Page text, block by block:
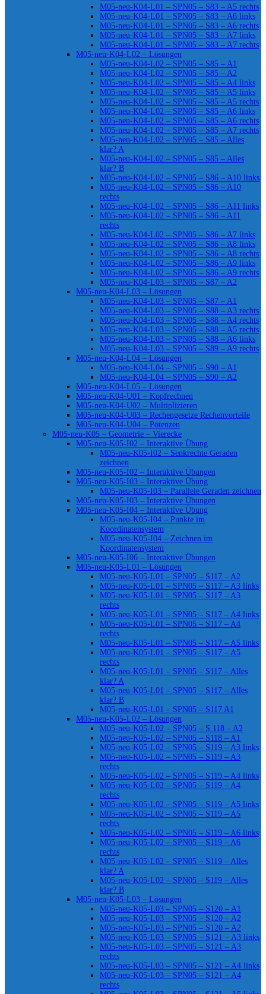
M05-neu-K04-L01 – SPN05 – S83 – A5 rechts
M05-neu-K04-L01 – SPN05 – S83 – A6 links
M05-neu-K04-L01 – SPN05 – S83 – A6 rechts
M05-neu-K04-L01 – SPN05 – S83 – A7 links
M05-neu-K04-L01 – SPN05 – S83 – A7 rechts
M05-neu-K04-L02 – Lösungen
M05-neu-K04-L02 – SPN05 – S85 – A1
M05-neu-K04-L02 – SPN05 – S85 – A2
M05-neu-K04-L02 – SPN05 – S85 – A4 links
M05-neu-K04-L02 – SPN05 – S85 – A5 links
M05-neu-K04-L02 – SPN05 – S85 – A5 rechts
M05-neu-K04-L02 – SPN05 – S85 – A6 links
M05-neu-K04-L02 – SPN05 – S85 – A6 rechts
M05-neu-K04-L02 – SPN05 – S85 – A7 rechts
M05-neu-K04-L02 – SPN05 – S85 – Alles
klar? A
M05-neu-K04-L02 – SPN05 – S85 – Alles
klar? B
M05-neu-K04-L02 – SPN05 – S86 – A10 links
M05-neu-K04-L02 – SPN05 – S86 – A10
rechts
M05-neu-K04-L02 – SPN05 – S86 – A11 links
M05-neu-K04-L02 – SPN05 – S86 – A11
rechts
M05-neu-K04-L02 – SPN05 – S86 – A7 links
M05-neu-K04-L02 – SPN05 – S86 – A8 links
M05-neu-K04-L02 – SPN05 – S86 – A8 rechts
M05-neu-K04-L02 – SPN05 – S86 – A9 links
M05-neu-K04-L02 – SPN05 – S86 – A9 rechts
M05-neu-K04-L03 – SPN05 – S87 – A2
M05-neu-K04-L03 – Lösungen
M05-neu-K04-L03 – SPN05 – S87 – A1
M05-neu-K04-L03 – SPN05 – S88 – A3 rechts
M05-neu-K04-L03 – SPN05 – S88 – A4 rechts
M05-neu-K04-L03 – SPN05 – S88 – A5 rechts
M05-neu-K04-L03 – SPN05 – S88 – A6 links
M05-neu-K04-L03 – SPN05 – S89 – A9 rechts
M05-neu-K04-L04 – Lösungen
M05-neu-K04-L04 – SPN05 – S90 – A1
M05-neu-K04-L04 – SPN05 – S90 – A2
M05-neu-K04-L05 – Lösungen
M05-neu-K04-U01 – Kopfrechnen
M05-neu-K04-U02 – Multiplizieren
M05-neu-K04-U03 – Rechengesetze Rechenvorteile
M05-neu-K04-U04 – Potenzen
M05-neu-K05 – Geometrie – Vierecke
M05-neu-K05-I02 – Interaktive Übung
M05-neu-K05-I02 – Senkrechte Geraden
zeichnen
M05-neu-K05-I02 – Interaktive Übungen
M05-neu-K05-I03 – Interaktive Übung
M05-neu-K05-I03 – Parallele Geraden zeichnen
M05-neu-K05-I03 – Interaktive Übungen
M05-neu-K05-I04 – Interaktive Übung
M05-neu-K05-I04 – Punkte im
Koordinatensystem
M05-neu-K05-I04 – Zeichnen im
Koordinatensystem
M05-neu-K05-I06 – Interaktive Übungen
M05-neu-K05-L01 – Lösungen
M05-neu-K05-L01 – SPN05 – S117 – A2
M05-neu-K05-L01 – SPN05 – S117 – A3 links
M05-neu-K05-L01 – SPN05 – S117 – A3
rechts
M05-neu-K05-L01 – SPN05 – S117 – A4 links
M05-neu-K05-L01 – SPN05 – S117 – A4
rechts
M05-neu-K05-L01 – SPN05 – S117 – A5 links
M05-neu-K05-L01 – SPN05 – S117 – A5
rechts
M05-neu-K05-L01 – SPN05 – S117 – Alles
klar? A
M05-neu-K05-L01 – SPN05 – S117 – Alles
klar? B
M05-neu-K05-L01 – SPN05 – S117 A1
M05-neu-K05-L02 – Lösungen
M05-neu-K05-L02 – SPN05 – S 118 – A2
M05-neu-K05-L02 – SPN05 – S118 – A1
M05-neu-K05-L02 – SPN05 – S119 – A3 links
M05-neu-K05-L02 – SPN05 – S119 – A3
rechts
M05-neu-K05-L02 – SPN05 – S119 – A4 links
M05-neu-K05-L02 – SPN05 – S119 – A4
rechts
M05-neu-K05-L02 – SPN05 – S119 – A5 links
M05-neu-K05-L02 – SPN05 – S119 – A5
rechts
M05-neu-K05-L02 – SPN05 – S119 – A6 links
M05-neu-K05-L02 – SPN05 – S119 – A6
rechts
M05-neu-K05-L02 – SPN05 – S119 – Alles
klar? A
M05-neu-K05-L02 – SPN05 – S119 – Alles
klar? B
M05-neu-K05-L03 – Lösungen
M05-neu-K05-L03 – SPN05 – S120 – A1
M05-neu-K05-L03 – SPN05 – S120 – A2
M05-neu-K05-L03 – SPN05 – S120 – A2
M05-neu-K05-L03 – SPN05 – S121 – A3 links
M05-neu-K05-L03 – SPN05 – S121 – A3
rechts
M05-neu-K05-L03 – SPN05 – S121 – A4 links
M05-neu-K05-L03 – SPN05 – S121 – A4
rechts